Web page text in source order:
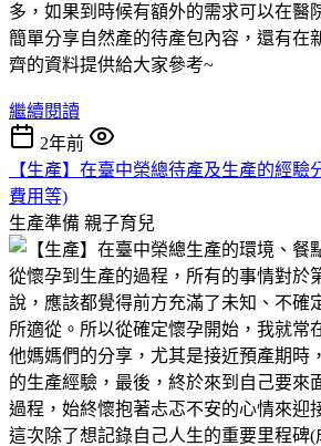
多，如果到時候有額外的需求可以在醫
簡單分享自然產的待產包內容，還有在
齊的資料提供給大家參考~
繼續閱讀
2年前
【生產】在臺中榮總待產及生產的經驗
費用等)
生產準備 親子育兒
從懷孕到生產的過程，所有的事情對於
說，應該都覺得前方充滿了未知、不確
所適從。所以從確定懷孕開始，我就常
他媽媽們的分享，尤其是接近預產期時
的生產經驗，最後，終於來到自己要來
過程，始終懷抱著忐忑不安的心情來迎
這次除了想記錄自己人生的重要里程碑